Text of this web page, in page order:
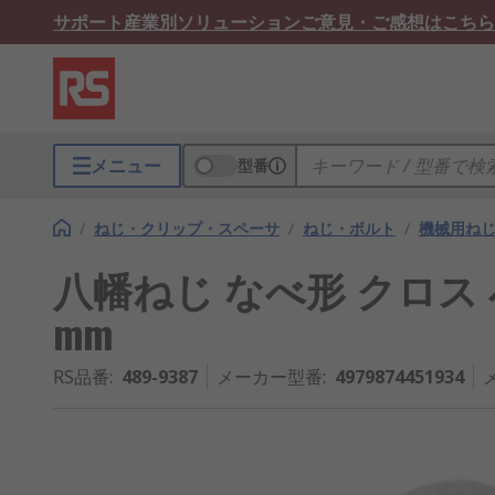
サポート産業別ソリューションご意見・ご感想はこちら
メニュー 型番
/ ねじ・クリップ・スペーサ / ねじ・ボルト / 機械用ねじ
八幡ねじ なべ形 クロ
mm
RS品番: 489-9387 メーカー型番: 4979874451934